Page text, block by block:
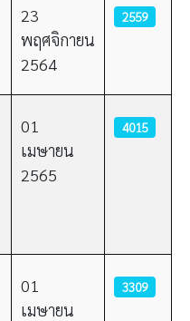
23
พฤศจิกายน
2564
2559
01
เมษายน
2565
4015
01
เมษายน
3309